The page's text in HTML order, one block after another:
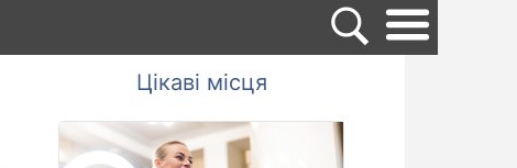
Цікаві місця